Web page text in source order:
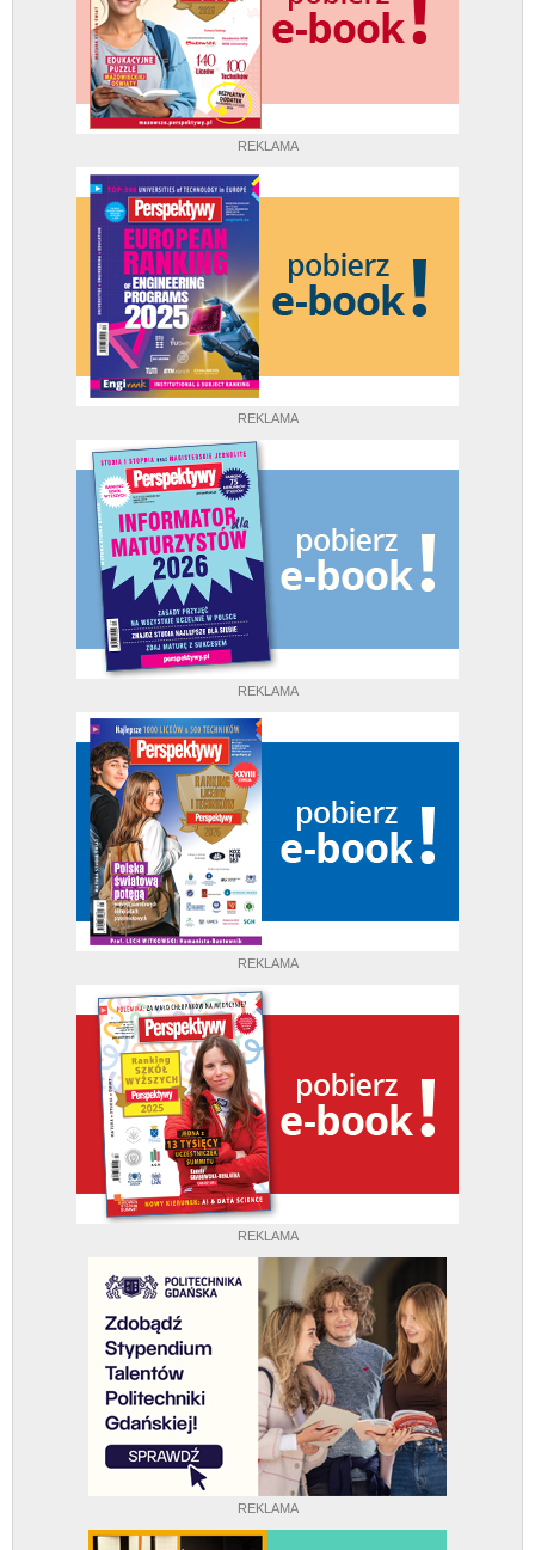
REKLAMA
REKLAMA
REKLAMA
REKLAMA
REKLAMA
REKLAMA